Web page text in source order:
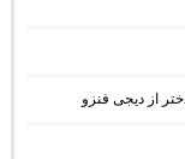
از دیجی فنزو